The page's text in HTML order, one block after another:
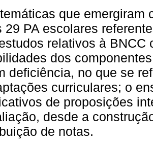
que emergiram
29 PA escolares
relativos à BNCC
dos
deficiência, no que se
curriculares; o
de proposições
desde a
de notas.